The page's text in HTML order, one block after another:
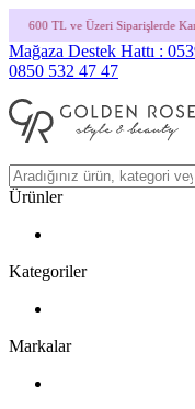
Kargo Bedava! •
Mağaza Destek Hattı :
0850 532 47 47
Ürünler
Kategoriler
Markalar